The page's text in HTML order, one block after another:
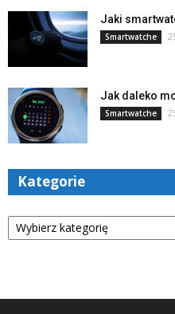
Jaki
Smartwatche
Jak daleko
Smartwatche
Kategorie
Kategorie